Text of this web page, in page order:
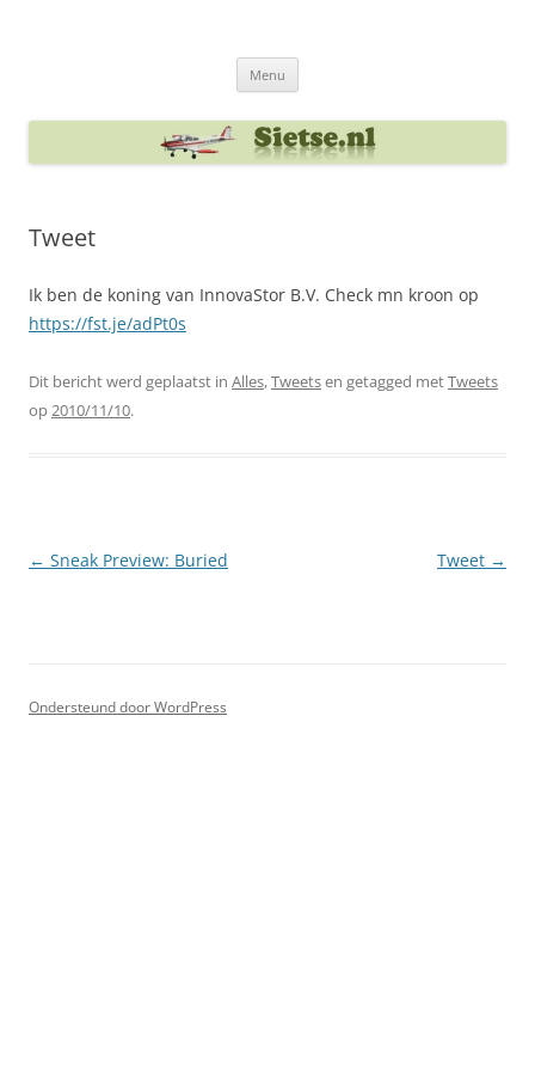
Menu
Tweet
Ik ben de koning van InnovaStor B.V. Check mn kroon op
https://fst.je/adPt0s
Dit bericht werd geplaatst in Alles,Tweetsen getagged metTweets
op2010/11/10.
Berichtnavigatie
← Sneak Preview: Buried Tweet →
Ondersteund door WordPress